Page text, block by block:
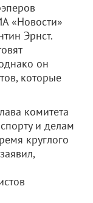
«Новости»
Эрнст.
он
которые
комитета
и делам
круглого